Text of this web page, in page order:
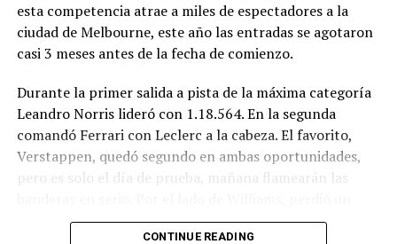
esta competencia atrae a miles de espectadores a la
ciudad de Melbourne, este año las entradas se agotaron
casi 3 meses antes de la fecha de comienzo.
Durante la primer salida a pista de la máxima categoría
Leandro Norris lideró con 1.18.564. En la segunda
comandó Ferrari con Leclerc a la cabeza. El favorito,
Verstappen, quedó segundo en ambas oportunidades,
pero es solo el día de prueba, mañana flamearán las
auto tras el accidente que tuvo Albon y no podrá
CONTINUE READING